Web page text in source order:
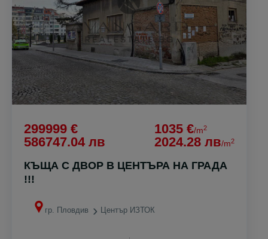
299999 €
586747.04 лв
1035 €/m2
2024.28 лв/m2
КЪЩА С ДВОР В ЦЕНТЪРА НА ГРАДА
!!!
гр. Пловдив Център ИЗТОК